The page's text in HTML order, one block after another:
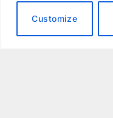
Customize